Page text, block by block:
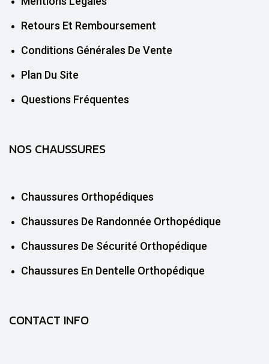
Retours Et Remboursement
Conditions Générales De Vente
Plan Du Site
Questions Fréquentes
NOS CHAUSSURES
Chaussures Orthopédiques
Chaussures De Randonnée Orthopédique
Chaussures De Sécurité Orthopédique
Chaussures En Dentelle Orthopédique
CONTACT INFO